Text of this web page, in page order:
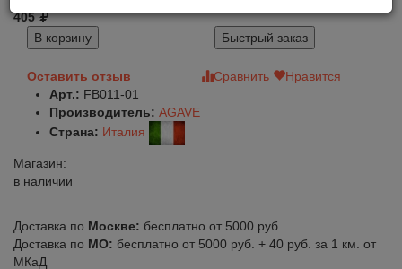
405
В корзину
Быстрый заказ
Оставить отзыв Сравнить
Нравится
Арт.: FB011-01
Производитель: AGAVE
Страна: Италия
Магазин:
в наличии
Доставка по Москве: бесплатно от 5000 руб.
Доставка по МО: бесплатно от 5000 руб. + 40 руб. за 1 км. от
МКаД